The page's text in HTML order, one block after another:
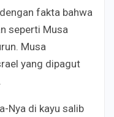
fakta bahwa
seperti Musa
Musa
yang dipagut
Nya di kayu salib